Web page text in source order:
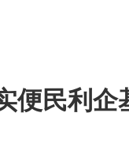
便民利企